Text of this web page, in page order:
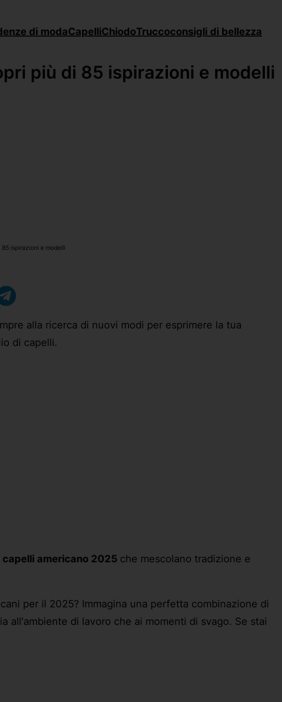
di modaCapelliChiodoTruccoconsigli di bellezza
più di 85 ispirazioni e modelli
ispirazioni e modelli
alla ricerca di nuovi modi per esprimere la tua
di capelli.
capelli americano 2025 che mescolano tradizione e
per il 2025? Immagina una perfetta combinazione di
all'ambiente di lavoro che ai momenti di svago. Se stai